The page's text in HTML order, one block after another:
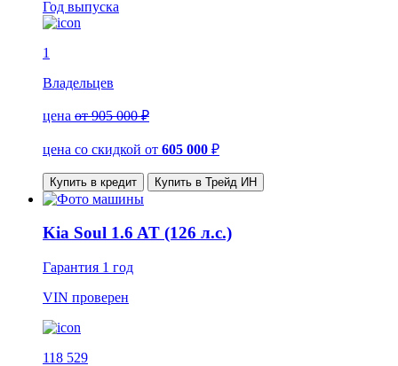
Год выпуска
1
Владельцев
цена от 905 000 ₽
цена со скидкой от 605 000 ₽
Купить в кредит Купить в Трейд ИН
Kia Soul 1.6 AT (126 л.с.)
Гарантия 1 год
VIN проверен
118 529